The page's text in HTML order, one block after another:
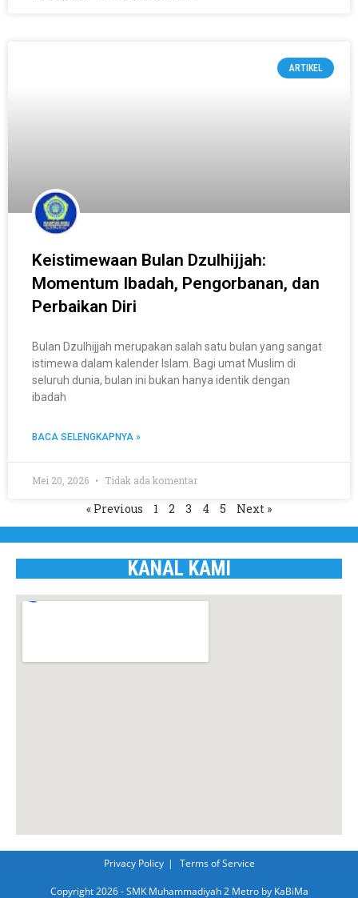
ARTIKEL
Keistimewaan Bulan Dzulhijjah:
Momentum Ibadah, Pengorbanan, dan
Perbaikan Diri
Bulan Dzulhijjah merupakan salah satu bulan yang sangat
istimewa dalam kalender Islam. Bagi umat Muslim di
seluruh dunia, bulan ini bukan hanya identik dengan
ibadah
BACA SELENGKAPNYA »
Mei 20, 2026 Tidak ada komentar
« Previous 1 2 3 4 5 Next »
KANAL KAMI
Privacy Policy Terms of Service
Copyright 2026 - SMK Muhammadiyah 2 Metro by KaBiMa